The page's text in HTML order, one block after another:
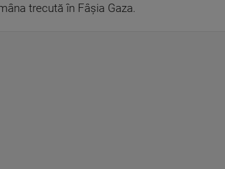
trecută în Fâşia Gaza.